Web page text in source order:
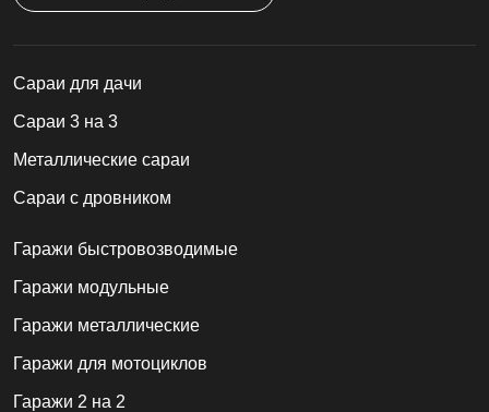
Cараи для дачи
Сараи 3 на 3
Металлические сараи
Сараи с дровником
Гаражи быстровозводимые
Гаражи модульные
Гаражи металлические
Гаражи для мотоциклов
Гаражи 2 на 2